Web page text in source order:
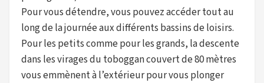
Pour vous détendre, vous pouvez accéder tout au
long de la journée aux différents bassins de loisirs.
Pour les petits comme pour les grands, la descente
dans les virages du toboggan couvert de 80 mètres
vous emmènent à l’extérieur pour vous plonger